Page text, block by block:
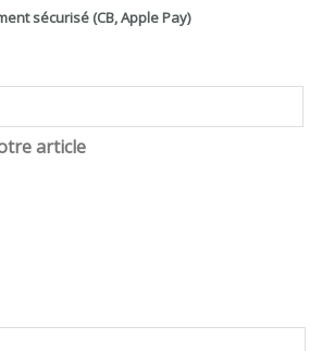
sécurisé (CB, Apple Pay)
article